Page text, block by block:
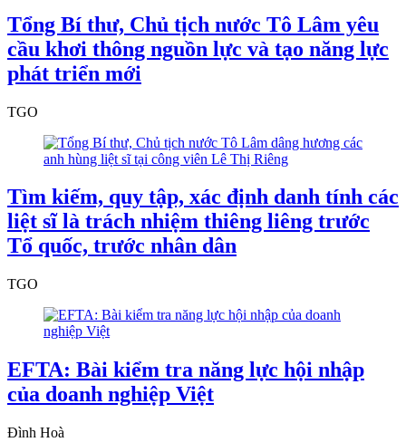
Tổng Bí thư, Chủ tịch nước Tô Lâm yêu
cầu khơi thông nguồn lực và tạo năng lực
phát triển mới
TGO
Tìm kiếm, quy tập, xác định danh tính các
liệt sĩ là trách nhiệm thiêng liêng trước
Tổ quốc, trước nhân dân
TGO
EFTA: Bài kiểm tra năng lực hội nhập
của doanh nghiệp Việt
Đình Hoà